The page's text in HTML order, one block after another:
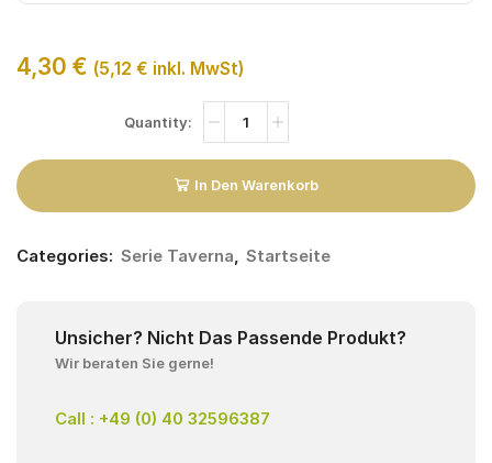
4,30 € (5,12 € inkl. MwSt)
In Den Warenkorb
Categories: Serie Taverna, Startseite
Unsicher? Nicht Das Passende Produkt?
Wir beraten Sie gerne!
Call : +49 (0) 40 32596387